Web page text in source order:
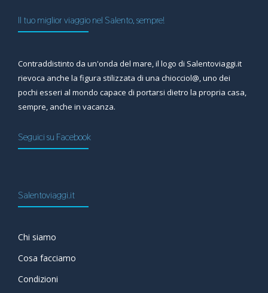
Il tuo miglior viaggio nel Salento, sempre!
Contraddistinto da un'onda del mare, il logo di Salentoviaggi.it
rievoca anche la figura stilizzata di una chiocciol@, uno dei
pochi esseri al mondo capace di portarsi dietro la propria casa,
sempre, anche in vacanza.
Seguici su Facebook
Salentoviaggi.it
Chi siamo
Cosa facciamo
Condizioni